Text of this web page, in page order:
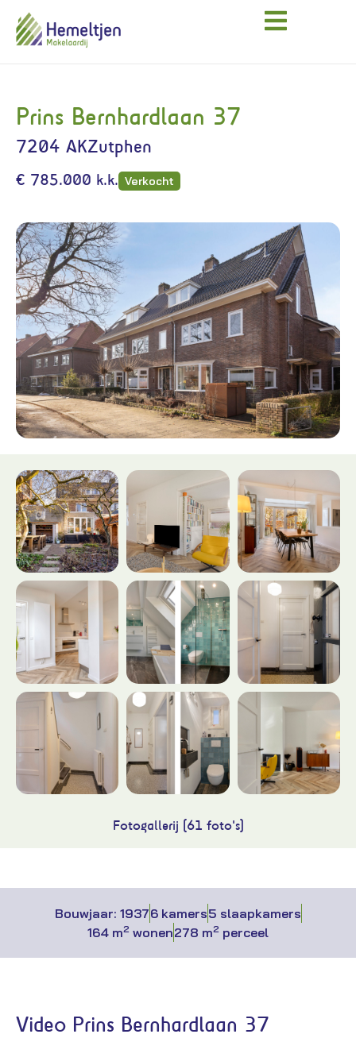
Prins Bernhardlaan 37
7204 AKZutphen
€ 785.000 k.k. Verkocht
Fotogallerij (61 foto's)
Bouwjaar: 19376 kamers5 slaapkamers
164 m2 wonen278 m2 perceel
Video Prins Bernhardlaan 37